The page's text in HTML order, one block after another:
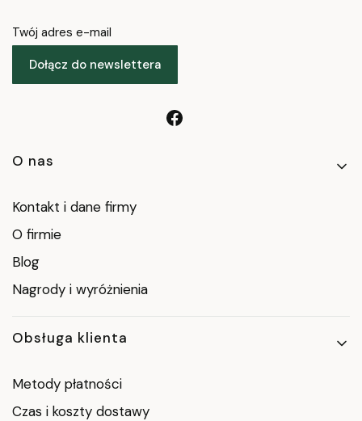
Twój adres e-mail
Dołącz do newslettera
Linki w stopce
O nas
Kontakt i dane firmy
O firmie
Blog
Nagrody i wyróżnienia
Obsługa klienta
Metody płatności
Czas i koszty dostawy